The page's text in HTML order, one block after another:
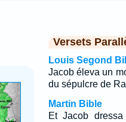
Versets
Louis Segond
Jacob éleva un
du sépulcre de
Martin Bible
Et Jacob